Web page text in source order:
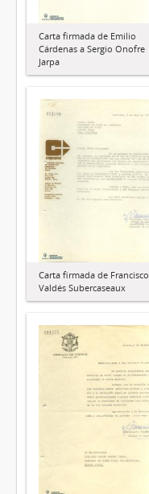
Carta firmada de Emilio
Cárdenas a Sergio Onofre
Jarpa
Carta firmada de Francisco
Valdés Subercaseaux